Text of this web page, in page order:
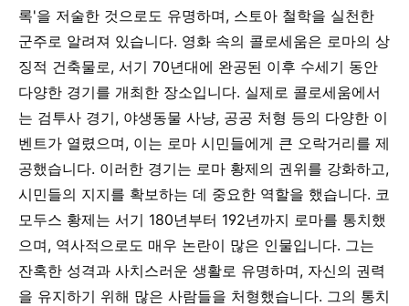
록'을 저술한 것으로도 유명하며, 스토아 철학을 실천한
군주로 알려져 있습니다. 영화 속의 콜로세움은 로마의 상
징적 건축물로, 서기 70년대에 완공된 이후 수세기 동안
다양한 경기를 개최한 장소입니다. 실제로 콜로세움에서
는 검투사 경기, 야생동물 사냥, 공공 처형 등의 다양한 이
벤트가 열렸으며, 이는 로마 시민들에게 큰 오락거리를 제
공했습니다. 이러한 경기는 로마 황제의 권위를 강화하고,
시민들의 지지를 확보하는 데 중요한 역할을 했습니다. 코
모두스 황제는 서기 180년부터 192년까지 로마를 통치했
으며, 역사적으로도 매우 논란이 많은 인물입니다. 그는
잔혹한 성격과 사치스러운 생활로 유명하며, 자신의 권력
을 유지하기 위해 많은 사람들을 처형했습니다. 그의 통치